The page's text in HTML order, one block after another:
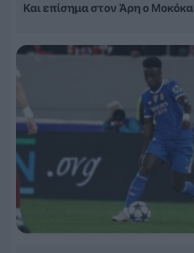
Και επίσημα στον Άρη ο Μοκόκα